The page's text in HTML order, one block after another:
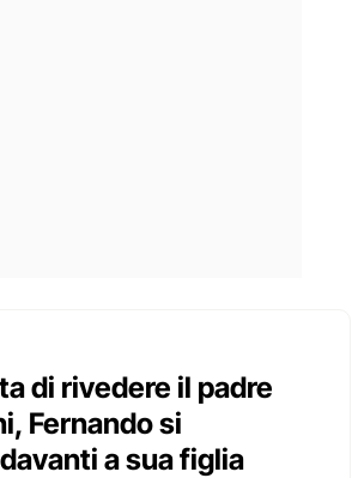
di rivedere il padre
Fernando si
a sua figlia